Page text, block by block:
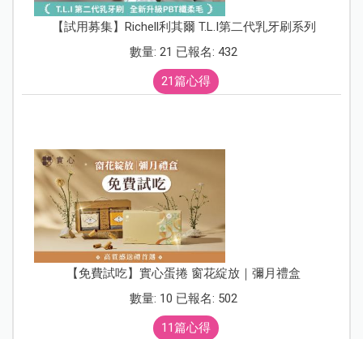
【試用募集】Richell利其爾 T.L.I第二代乳牙刷系列
數量: 21 已報名: 432
21篇心得
【免費試吃】實心蛋捲 窗花綻放｜彌月禮盒
數量: 10 已報名: 502
11篇心得